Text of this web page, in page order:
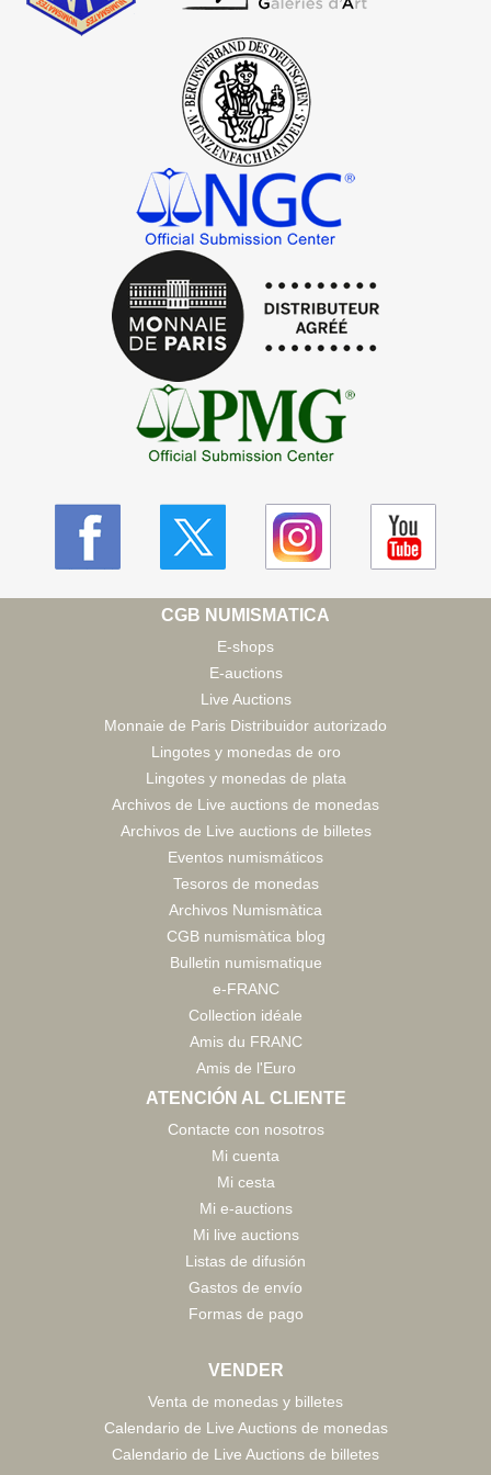
CGB NUMISMATICA
E-shops
E-auctions
Live Auctions
Monnaie de Paris Distribuidor autorizado
Lingotes y monedas de oro
Lingotes y monedas de plata
Archivos de Live auctions de monedas
Archivos de Live auctions de billetes
Eventos numismáticos
Tesoros de monedas
Archivos Numismàtica
CGB numismàtica blog
Bulletin numismatique
e-FRANC
Collection idéale
Amis du FRANC
Amis de l'Euro
ATENCIÓN AL CLIENTE
Contacte con nosotros
Mi cuenta
Mi cesta
Mi e-auctions
Mi live auctions
Listas de difusión
Gastos de envío
Formas de pago
VENDER
Venta de monedas y billetes
Calendario de Live Auctions de monedas
Calendario de Live Auctions de billetes